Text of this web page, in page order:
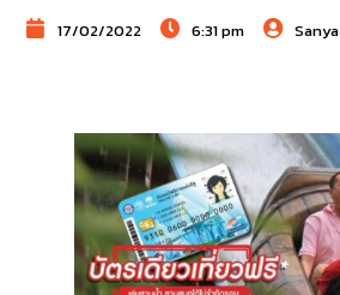
17/02/2022 6:31 pm Sanya